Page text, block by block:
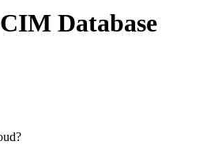
Database